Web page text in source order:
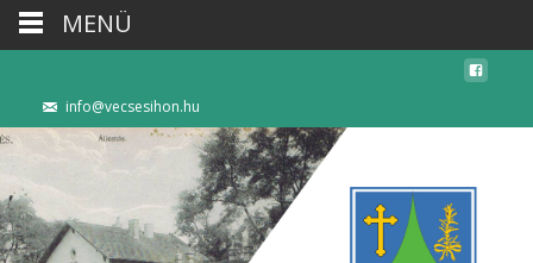
info@vecsesihon.hu
MENÜ